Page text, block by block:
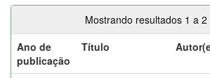
Mostrando resultados 1 a 2
Ano de
publicação
Título